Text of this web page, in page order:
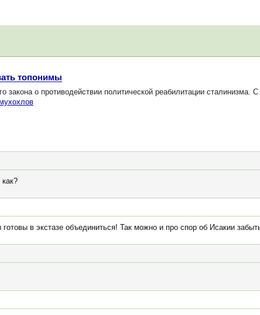
топонимы
о противодействии политической реабилитации сталинизма.
в экстазе объединиться! Так можно и про спор об Исакии